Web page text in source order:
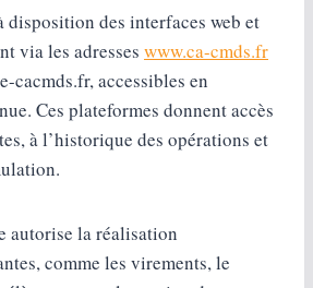
disposition des interfaces web et
via les adresses www.ca-cmds.fr
cacmds.fr, accessibles en
Ces plateformes donnent accès
à l’historique des opérations et
autorise la réalisation
comme les virements, le